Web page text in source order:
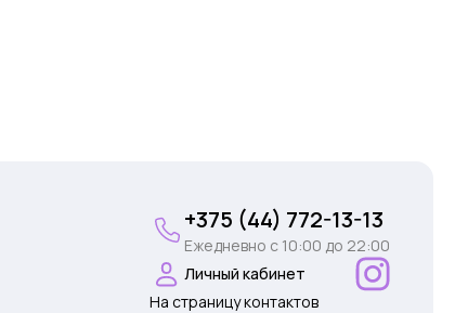
+375 (44) 772-13-13
Ежедневно c 10:00 до 22:00
Личный кабинет
На страницу контактов